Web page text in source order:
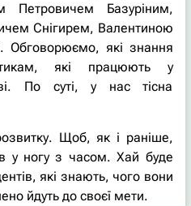
Петровичем Базуріним,
Снігирем, Валентиною
Обговорюємо, які знання
які працюють у
По суті, у нас тісна
Щоб, як і раніше,
у ногу з часом. Хай буде
які знають, чого вони
йдуть до своєї мети.